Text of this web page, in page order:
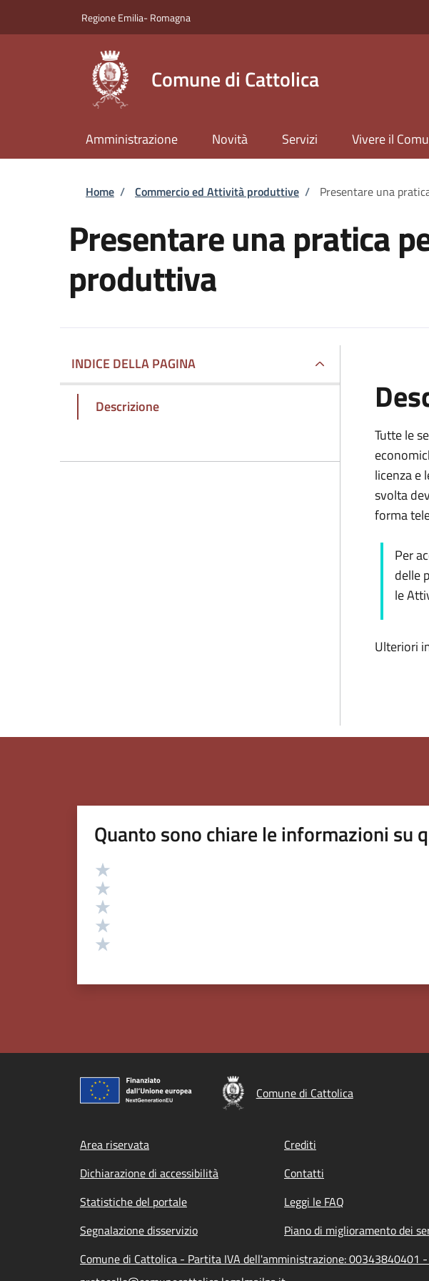
Regione Emilia- Romagna
Comune di Cattolica
Amministrazione Novità Servizi Vivere il
Briciole di pane
Home / Commercio ed Attività produttive / Presentare una
Presentare una pratica
produttiva
INDICE DELLA PAGINA
Descrizione
Tutte le
licenza e
svolta
forma
Per
delle
le
Ulteriori
Quanto sono chiare le informazioni su
Valutazione
Comune di Cattolica
Footer menu
Area riservata Crediti
Dichiarazione di accessibilità
Contatti
Statistiche del portale
Leggi le FAQ
Segnalazione disservizio
Piano di miglioramento dei
Comune di Cattolica - Partita IVA dell'amministrazione: 00343840401 -